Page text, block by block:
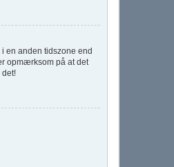
en anden tidszone end
opmærksom på at det
det!